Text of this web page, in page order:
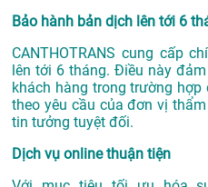
Bảo hành bản dịch lên tới 6
CANTHOTRANS cung cấp
lên tới 6 tháng. Điều này
khách hàng trong trường
theo yêu cầu của đơn vị
tin tưởng tuyệt đối.
Dịch vụ online thuận tiện